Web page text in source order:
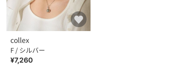
collex
F / シルバー
¥7,260